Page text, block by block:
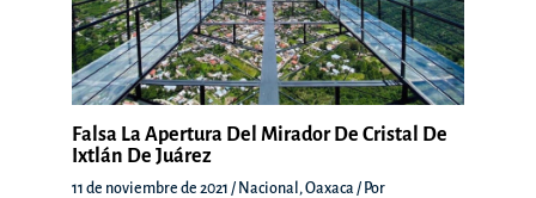
Falsa La Apertura Del Mirador De Cristal De
Ixtlán De Juárez
11 de noviembre de 2021 / Nacional , Oaxaca / Por